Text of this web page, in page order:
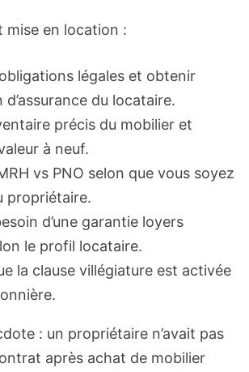
mise en location :
légales et obtenir
d’assurance du locataire.
précis du mobilier et
à neuf.
vs PNO selon que vous soyez
propriétaire.
d’une garantie loyers
le profil locataire.
la clause villégiature est activée
: un propriétaire n’avait pas
après achat de mobilier